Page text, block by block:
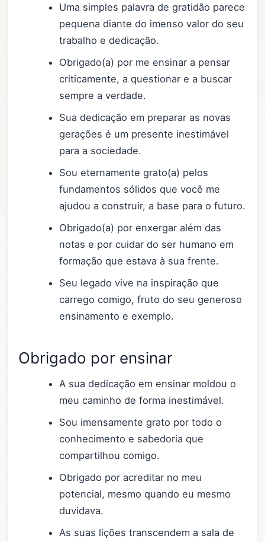
Uma simples palavra de gratidão parece
pequena diante do imenso valor do seu
trabalho e dedicação.
Obrigado(a) por me ensinar a pensar
criticamente, a questionar e a buscar
sempre a verdade.
Sua dedicação em preparar as novas
gerações é um presente inestimável
para a sociedade.
Sou eternamente grato(a) pelos
fundamentos sólidos que você me
ajudou a construir, a base para o futuro.
Obrigado(a) por enxergar além das
notas e por cuidar do ser humano em
formação que estava à sua frente.
Seu legado vive na inspiração que
carrego comigo, fruto do seu generoso
ensinamento e exemplo.
Obrigado por ensinar
A sua dedicação em ensinar moldou o
meu caminho de forma inestimável.
Sou imensamente grato por todo o
conhecimento e sabedoria que
compartilhou comigo.
Obrigado por acreditar no meu
potencial, mesmo quando eu mesmo
duvidava.
As suas lições transcendem a sala de